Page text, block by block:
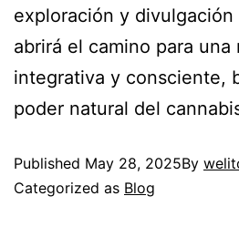
exploración y
abrirá el camino para una
integrativa y consciente,
poder natural del
Published May 28, 2025By
Categorized as Blog